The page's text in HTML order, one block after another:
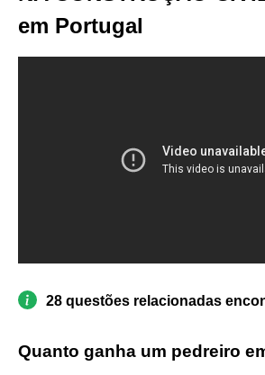
em Portugal
28 questões relacionadas
Quanto ganha um pedreiro